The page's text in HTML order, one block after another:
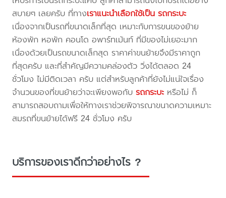
สบายๆ เลยครับ ที่ทางเราแนะนำเลือกใช้เป็น รถกระบะ
เนื่องจากเป็นรถที่ขนาดเล็กที่สุด เหมาะกับการขนของย้าย
ห้องพัก หอพัก คอนโด อพาร์ทเม้นท์ ที่มีของไม่เยอะมาก
เนื่องด้วยเป็นรถขนาดเล็กสุด ราคาค่าขนย้ายจึงมีราคาถูก
ที่สุดครับ และที่สำคัญมีความคล่องตัว วิ่งได้ตลอด 24
ชั่วโมง ไม่มีติดเวลา ครับ แต่สำหรับลูกค้าที่ยังไม่แน่ใจเรื่อง
จำนวนของที่ขนย้ายว่าจะเพียงพอกับรถกระบะ หรือไม่ ก็
สามารถสอบถามเพื่อให้ทางเราช่วยพิจารณาขนาดความเหมาะ
สมรถที่ขนย้ายได้ฟรี 24 ชั่วโมง ครับ
บริการของเราดีกว่าอย่างไร ?